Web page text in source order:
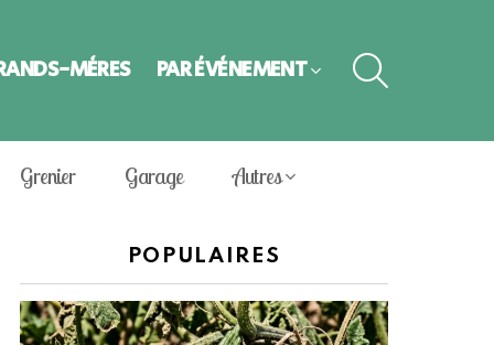
MÈRES PAR ÉVÈNEMENT
Grenier Garage Autres
POPULAIRES